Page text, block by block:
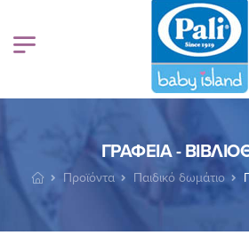
ΓΡΑΦΕΊΑ -
Προϊόντα Παιδικό δωμάτιο